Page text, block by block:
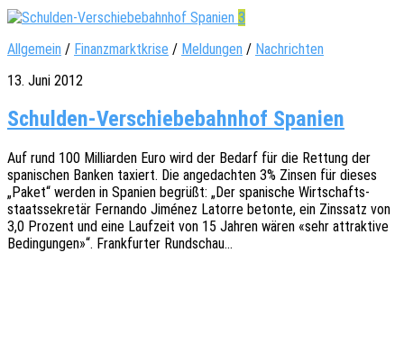
3
Allgemein / Finanzmarktkrise / Meldungen / Nachrichten
13. Juni 2012
Schulden-Verschiebebahnhof Spanien
Auf rund 100 Milli­ar­den Euro wird der Bedarf für die Rettung der
spani­schen Banken taxiert. Die ange­dach­ten 3% Zinsen für dieses
„Paket“ werden in Spani­en begrüßt: „Der spani­sche Wirt­schafts­
staats­se­kre­tär Fernan­do Jimé­nez Lator­re beton­te, ein Zins­satz von
3,0 Prozent und eine Lauf­zeit von 15 Jahren wären «sehr attrak­ti­ve
Bedin­gun­gen»“. Frank­fur­ter Rundschau…